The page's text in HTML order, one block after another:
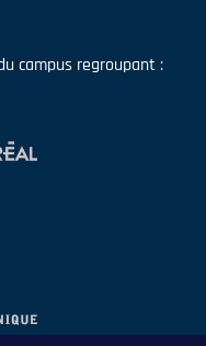
campus regroupant :